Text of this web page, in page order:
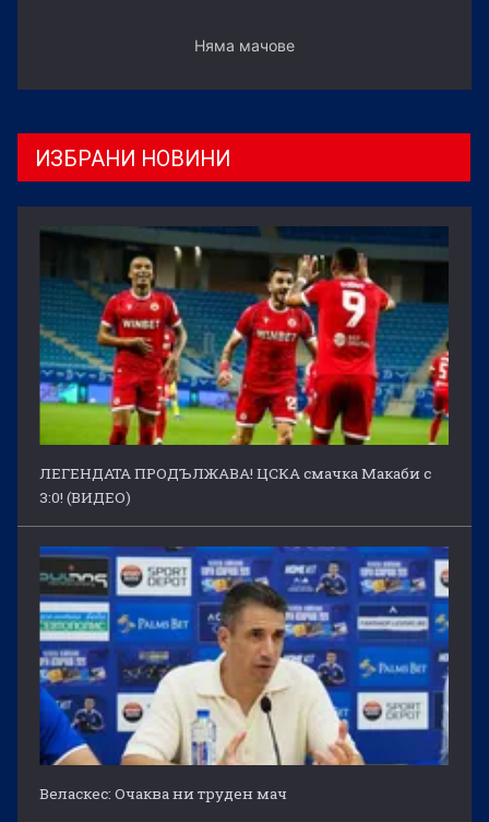
Няма мачове
ИЗБРАНИ НОВИНИ
ЛЕГЕНДАТА ПРОДЪЛЖАВА! ЦСКА смачка Макаби с
3:0! (ВИДЕО)
Веласкес: Очаква ни труден мач